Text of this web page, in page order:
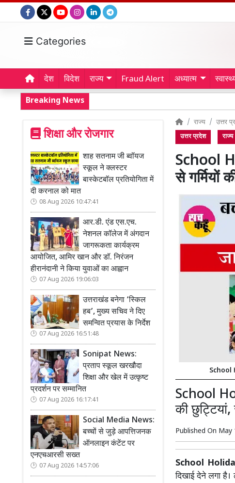
Categories
देश विदेश राज्य Fraud Alert अध्यात्म
Breaking News
शिक्षा और रोजगार
शाह सतनाम जी ब्वॉयज
स्कूल ने क्लस्टर
बास्केटबॉल प्रतियोगिता में
दी करनाल को मात
08 Aug 2026 10:47:41
आर.डी. एंड एस.एच.
नेशनल कॉलेज में अंगदान
जागरूकता कार्यक्रम
आयोजित, आमिर खान और डॉ. निरंजन
हीरानंदानी ने किया युवाओं का आह्वान
07 Aug 2026 19:06:03
उत्तराखंड बनेगा ‘स्किल
हब’, मुख्य सचिव ने दिए
समन्वित प्रयास के निर्देश
07 Aug 2026 16:51:48
Sonipat News:
प्रताप स्कूल खरखौदा
शिक्षा और खेल में उत्कृष्ट
प्रदर्शन पर सम्मानित
07 Aug 2026 16:17:41
Social Media News:
बच्चों से जुड़े आपत्तिजनक
ऑनलाइन कंटेंट पर
एनएचआरसी सख्त
07 Aug 2026 14:57:06
राज्य उत्तर
उत्तर प्रदेश राज्य
School
से गर्मियों
School
School
की
Published On May
School
दिखाई देने लगा